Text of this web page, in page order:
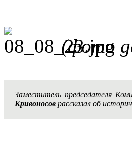
(фото
Заместитель председателя
Кривоносов рассказал об